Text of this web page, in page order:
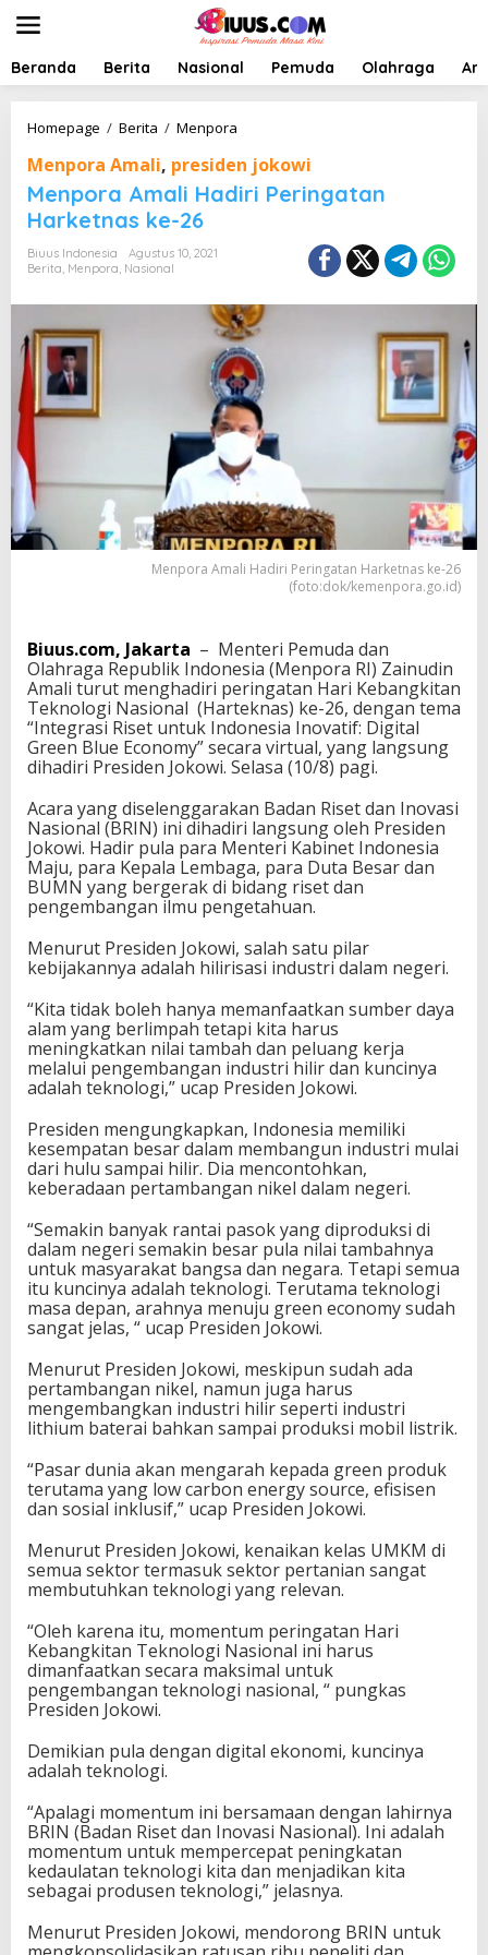
t
Beranda Berita Nasional Pemuda Olahraga
Homepage / Berita / Menpora
n
p
o
a
l
i
H
a
d
i
r
i
P
e
r
i
n
g
n
H
a
r
k
e
t
a
s
k
e
-
2
Menpora Amali, presiden jokowi
Menpora Amali Hadiri Peringatan
Harketnas ke-26
Biuus Indonesia
Agustus 10, 2021
Berita, Menpora, Nasional
Menpora Amali Hadiri Peringatan Harketnas ke-26
(foto:dok/kemenpora.go.id)
Biuus.com, Jakarta – Menteri Pemuda dan
Olahraga Republik Indonesia (Menpora RI) Zainudin
Amali turut menghadiri peringatan Hari Kebangkitan
Teknologi Nasional (Harteknas) ke-26, dengan tema
“Integrasi Riset untuk Indonesia Inovatif: Digital
Green Blue Economy” secara virtual, yang langsung
dihadiri Presiden Jokowi. Selasa (10/8) pagi.
Acara yang diselenggarakan Badan Riset dan Inovasi
Nasional (BRIN) ini dihadiri langsung oleh Presiden
Jokowi. Hadir pula para Menteri Kabinet Indonesia
Maju, para Kepala Lembaga, para Duta Besar dan
BUMN yang bergerak di bidang riset dan
pengembangan ilmu pengetahuan.
Menurut Presiden Jokowi, salah satu pilar
kebijakannya adalah hilirisasi industri dalam negeri.
“Kita tidak boleh hanya memanfaatkan sumber daya
alam yang berlimpah tetapi kita harus
meningkatkan nilai tambah dan peluang kerja
melalui pengembangan industri hilir dan kuncinya
adalah teknologi,” ucap Presiden Jokowi.
Presiden mengungkapkan, Indonesia memiliki
kesempatan besar dalam membangun industri mulai
dari hulu sampai hilir. Dia mencontohkan,
keberadaan pertambangan nikel dalam negeri.
“Semakin banyak rantai pasok yang diproduksi di
dalam negeri semakin besar pula nilai tambahnya
untuk masyarakat bangsa dan negara. Tetapi semua
itu kuncinya adalah teknologi. Terutama teknologi
masa depan, arahnya menuju green economy sudah
sangat jelas, “ ucap Presiden Jokowi.
Menurut Presiden Jokowi, meskipun sudah ada
pertambangan nikel, namun juga harus
mengembangkan industri hilir seperti industri
lithium baterai bahkan sampai produksi mobil listrik.
“Pasar dunia akan mengarah kepada green produk
terutama yang low carbon energy source, efisisen
dan sosial inklusif,” ucap Presiden Jokowi.
Menurut Presiden Jokowi, kenaikan kelas UMKM di
semua sektor termasuk sektor pertanian sangat
membutuhkan teknologi yang relevan.
“Oleh karena itu, momentum peringatan Hari
Kebangkitan Teknologi Nasional ini harus
dimanfaatkan secara maksimal untuk
pengembangan teknologi nasional, “ pungkas
Presiden Jokowi.
Demikian pula dengan digital ekonomi, kuncinya
adalah teknologi.
“Apalagi momentum ini bersamaan dengan lahirnya
BRIN (Badan Riset dan Inovasi Nasional). Ini adalah
momentum untuk mempercepat peningkatan
kedaulatan teknologi kita dan menjadikan kita
sebagai produsen teknologi,” jelasnya.
Menurut Presiden Jokowi, mendorong BRIN untuk